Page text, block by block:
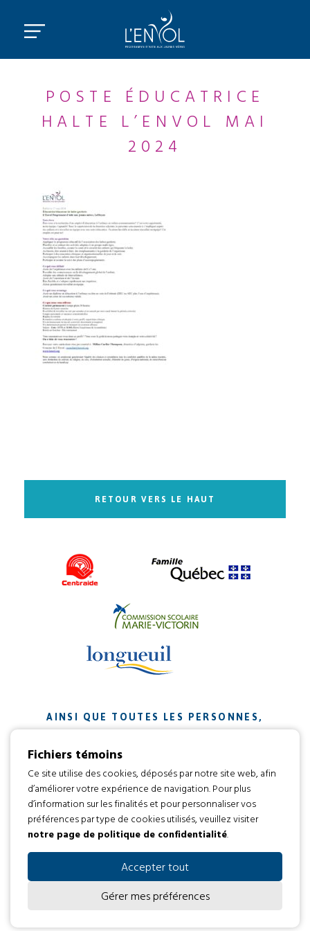
POSTE ÉDUCATRICE
HALTE L’ENVOL MAI
2024
RETOUR VERS LE HAUT
AINSI QUE TOUTES LES PERSONNES,
ORGANISMES ET ENTREPRISES QUI ONT
CONTRIBUÉ À NOTRE MISSION.
Développement web par
Tous droits réservés 2016 © L’envol
Politique de confidentialité
Fichiers témoins
Ce site utilise des cookies, déposés par notre site web, afin
d’améliorer votre expérience de navigation. Pour plus
d’information sur les finalités et pour personnaliser vos
préférences par type de cookies utilisés, veuillez visiter
notre page de politique de confidentialité.
Accepter tout
Gérer mes préférences